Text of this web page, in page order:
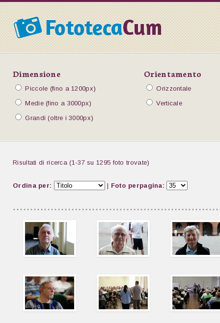
Dimensione Orientamento
Piccole (fino a 1200px)
Orizzontale
Medie (fino a 3000px)
Verticale
Grandi (oltre i 3000px)
Risultati di ricerca (1-37 su 1295 foto trovate)
Ordina per: | Foto perpagina: